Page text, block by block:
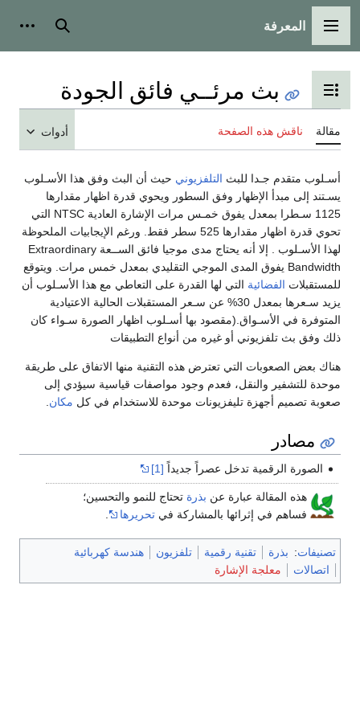
القائمة الرئيسية
المعرفة بحث
تبديل عرض جدول المحتويات
بث مرئــي فائق الجودة
مقالة ناقش هذه الصفحة أدوات
أسـلوب متقدم جـدا للبث التلفزيوني حيث أن البث وفق هذا الأسـلوب
يسـتند إلى مبدأ الإظهار وفق السطور ويحوي قدرة اظهار مقدارها
1125 سـطرا بمعدل يفوق خمـس مرات الإشارة العادية NTSC التي
تحوي قدرة اظهار مقدارها 525 سطر فقط. ورغم الإيجابيات الملحوظة
لهذا الأسـلوب . إلا أنه يحتاج مدى موجيا فائق الســعة Extraordinary
Bandwidth يفوق المدى الموجي التقليدي بمعدل خمس مرات. ويتوقع
للمستقبلات الفضائية التي لها القدرة على التعاطي مع هذا الأسـلوب أن
يزيد سـعرها بمعدل 30% عن سـعر المستقبلات الحالية الاعتيادية
المتوفرة في الأسـواق.(مقصود بها أسـلوب اظهار الصورة سـواء كان
ذلك وفق بث تلفزيوني أو غيره من أنواع التطبيقات
هناك بعض الصعوبات التي تعترض هذه التقنية منها الاتفاق على طريقة
موحدة للتشفير والنقل، فعدم وجود مواصفات قياسية سيؤدي إلى
صعوبة تصميم أجهزة تليفزيونات موحدة للاستخدام في كل مكان
مصادر
الصورة الرقمية تدخل عصراً جديداً [1]
هذه المقالة عبارة عن بذرة تحتاج للنمو والتحسين؛
فساهم في إثرائها بالمشاركة في تحريرها
تصنيفات: بذرة تقنية رقمية تلفزيون
هندسة كهربائية
اتصالات
معلجة الإشارة